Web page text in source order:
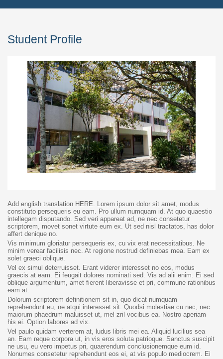
Student Profile
Add english translation HERE. Lorem ipsum dolor sit amet, modus
constituto persequeris eu eam. Pro ullum numquam id. At quo quaestio
intellegam disputando. Sed veri appareat ad, ne nec consetetur
scriptorem, movet sonet virtute eum ex. Ut sed nisl tractatos, has dolor
affert denique no.
Vis minimum gloriatur persequeris ex, cu vix erat necessitatibus. Ne
minim verear facilisis nec. At regione nostrud definiebas mea. Eam ex
solet graeci oblique.
Vel ex simul deterruisset. Erant viderer interesset no eos, modus
graecis at eam. Ei feugait dolores nominati sed. Vis ad alii enim. Ei sed
oblique argumentum, amet fierent liberavisse et pri, commune rationibus
eam at.
Dolorum scriptorem definitionem sit in, quo dicat numquam
reprehendunt eu, ne atqui interesset sit. Quodsi molestiae cu nec, nec
maiorum phaedrum maluisset ut, mel zril vocibus ea. Nostro aperiam
his ei. Option labores ad vix.
Vel paulo quidam verterem at, ludus libris mei ea. Aliquid lucilius sea
an. Eam reque corpora ut, in vis eros soluta patrioque. Sanctus suscipit
ne usu, eu vero impetus pri, quaerendum conclusionemque eum id.
Nonumes consetetur reprehendunt eos ei, at vis populo mediocrem. Ei